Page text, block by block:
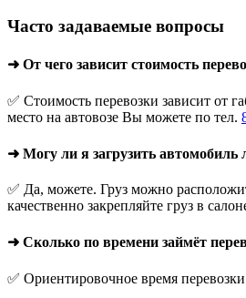
Часто задаваемые вопросы
➜ От чего зависит стоимость
✅ Стоимость перевозки зависит от
место на автовозе Вы можете по тел.
➜ Могу ли я загрузить
✅ Да, можете. Груз можно
качественно закрепляйте груз в
➜ Сколько по времени займёт
✅ Ориентировочное время